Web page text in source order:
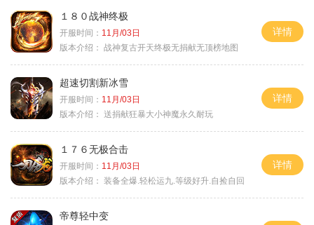
１８０战神终极
开服时间： 11月/03日
版本介绍： 战神复古开天终极无捐献无顶榜地图
详情
超速切割新冰雪
开服时间： 11月/03日
版本介绍： 送捐献狂暴大小神魔永久耐玩
详情
１７６无极合击
开服时间： 11月/03日
版本介绍： 装备全爆.轻松运九.等级好升.自捡自回
详情
帝尊轻中变